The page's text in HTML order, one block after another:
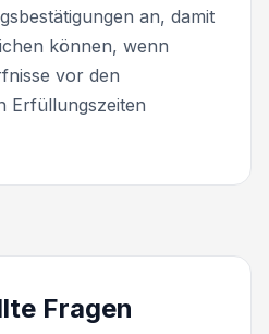
an, damit
können, wenn
vor den
Erfüllungszeiten
Fragen